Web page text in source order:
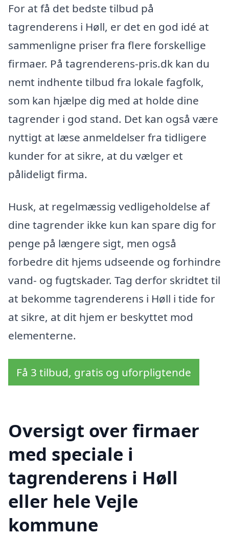
For at få det bedste tilbud på
tagrenderens i Høll, er det en god idé at
sammenligne priser fra flere forskellige
firmaer. På tagrenderens-pris.dk kan du
nemt indhente tilbud fra lokale fagfolk,
som kan hjælpe dig med at holde dine
tagrender i god stand. Det kan også være
nyttigt at læse anmeldelser fra tidligere
kunder for at sikre, at du vælger et
pålideligt firma.
Husk, at regelmæssig vedligeholdelse af
dine tagrender ikke kun kan spare dig for
penge på længere sigt, men også
forbedre dit hjems udseende og forhindre
vand- og fugtskader. Tag derfor skridtet til
at bekomme tagrenderens i Høll i tide for
at sikre, at dit hjem er beskyttet mod
elementerne.
Få 3 tilbud, gratis og uforpligtende
Oversigt over firmaer
med speciale i
tagrenderens i Høll
eller hele Vejle
kommune